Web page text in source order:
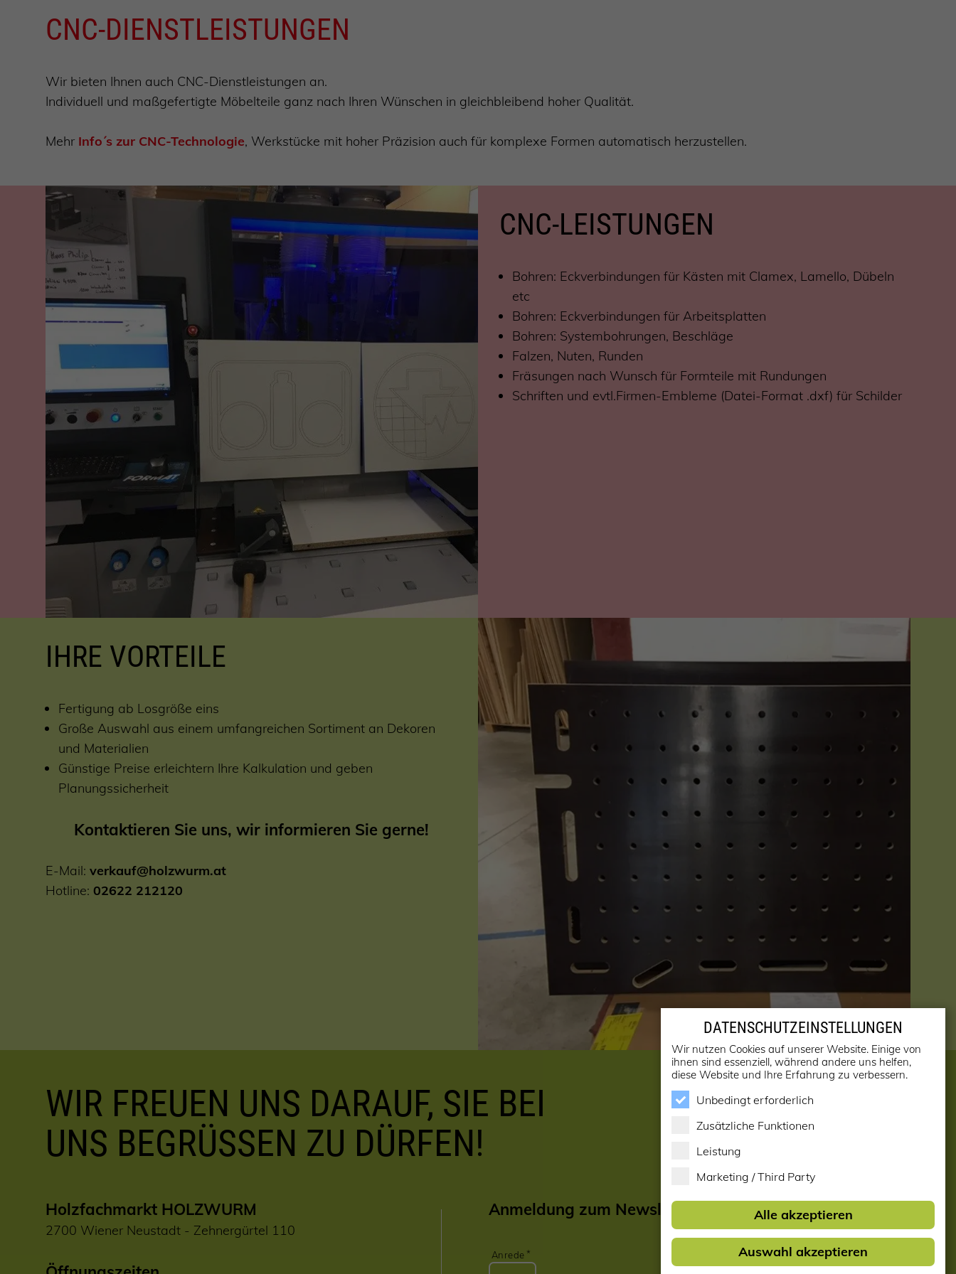
CNC-DIENSTLEISTUNGEN
Wir bieten Ihnen auch CNC-Dienstleistungen an.
Individuell und maßgefertigte Möbelteile ganz nach Ihren Wünschen in gleichbleibend hoher Qualität.
Mehr Info´s zur CNC-Technologie, Werkstücke mit hoher Präzision auch für komplexe Formen automatisch herzustellen.
CNC-LEISTUNGEN
Bohren: Eckverbindungen für Kästen mit Clamex, Lamello, Dübeln
etc
Bohren: Eckverbindungen für Arbeitsplatten
Bohren: Systembohrungen, Beschläge
Falzen, Nuten, Runden
Fräsungen nach Wunsch für Formteile mit Rundungen
Schriften und evtl.Firmen-Embleme (Datei-Format .dxf) für Schilder
IHRE VORTEILE
Fertigung ab Losgröße eins
Große Auswahl aus einem umfangreichen Sortiment an Dekoren
und Materialien
Günstige Preise erleichtern Ihre Kalkulation und geben
Planungssicherheit
Kontaktieren Sie uns, wir informieren Sie gerne!
E-Mail: verkauf@holzwurm.at
Hotline: 02622 212120
WIR FREUEN UNS DARAUF, SIE BEI
UNS BEGRÜSSEN ZU DÜRFEN!
Holzfachmarkt HOLZWURM
2700 Wiener Neustadt - Zehnergürtel 110
Anmeldung zum Newsletter
Anrede
DATENSCHUTZEINSTELLUNGEN
Wir nutzen Cookies auf unserer Website. Einige von
ihnen sind essenziell, während andere uns helfen,
diese Website und Ihre Erfahrung zu verbessern.
Unbedingt erforderlich
Zusätzliche Funktionen
Leistung
Marketing / Third Party
Alle akzeptieren
Auswahl akzeptieren